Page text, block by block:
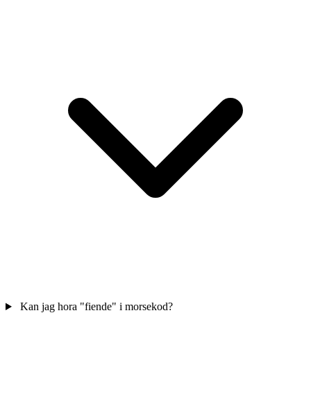
Kan jag hora "fiende" i morsekod?